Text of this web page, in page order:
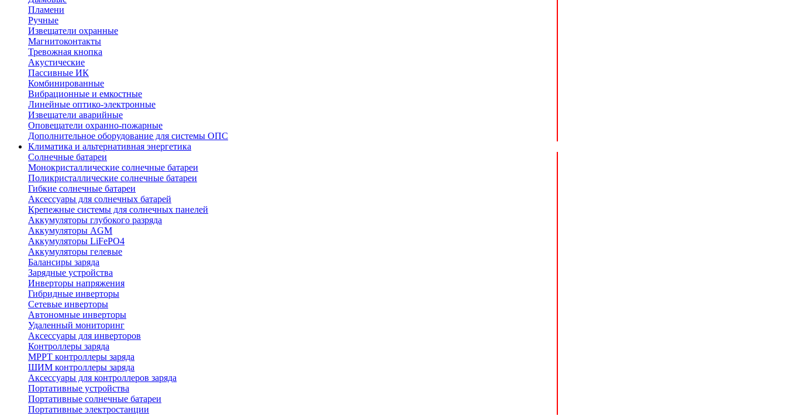
Пламени
Ручные
Извещатели охранные
Магнитоконтакты
Тревожная кнопка
Акустические
Пассивные ИК
Комбинированные
Вибрационные и емкостные
Линейные оптико-электронные
Извещатели аварийные
Оповещатели охранно-пожарные
Дополнительное оборудование для системы ОПС
Климатика и альтернативная энергетика
Солнечные батареи
Монокристаллические солнечные батареи
Поликристаллические солнечные батареи
Гибкие солнечные батареи
Аксессуары для солнечных батарей
Крепежные системы для солнечных панелей
Аккумуляторы глубокого разряда
Аккумуляторы AGM
Аккумуляторы LiFePO4
Аккумуляторы гелевые
Балансиры заряда
Зарядные устройства
Инверторы напряжения
Гибридные инверторы
Сетевые инверторы
Автономные инверторы
Удаленный мониторинг
Аксессуары для инверторов
Контроллеры заряда
MPPT контроллеры заряда
ШИМ контроллеры заряда
Аксессуары для контроллеров заряда
Портативные устройства
Портативные солнечные батареи
Портативные электростанции